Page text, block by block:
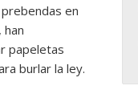
en
papeletas
burlar la ley.